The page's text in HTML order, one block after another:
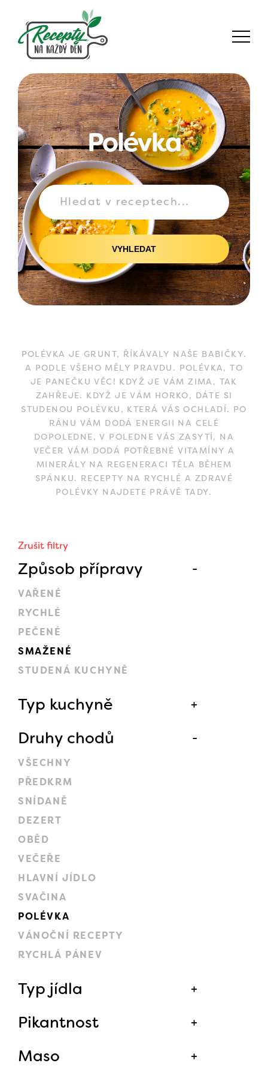
Polévka
VYHLEDAT
Zrušit filtry
Způsob přípravy
VAŘENÉ
RYCHLÉ
PEČENÉ
SMAŽENÉ
STUDENÁ KUCHYNĚ
Typ kuchyně
Druhy chodů
VŠECHNY
PŘEDKRM
SNÍDANĚ
DEZERT
OBĚD
VEČEŘE
HLAVNÍ JÍDLO
SVAČINA
POLÉVKA
VÁNOČNÍ RECEPTY
RYCHLÁ PÁNEV
Typ jídla
Pikantnost
Maso
POLÉVKA JE GRUNT, ŘÍKÁVALY NAŠE BABIČKY.
A PODLE VŠEHO MĚLY PRAVDU. POLÉVKA, TO
JE PANEČKU VĚC! KDYŽ JE VÁM ZIMA, TAK
ZAHŘEJE. KDYŽ JE VÁM HORKO, DÁTE SI
STUDENOU POLÉVKU, KTERÁ VÁS OCHLADÍ. PO
RÁNU VÁM DODÁ ENERGII NA CELÉ
DOPOLEDNE, V POLEDNE VÁS ZASYTÍ, NA
VEČER VÁM DODÁ POTŘEBNÉ VITAMÍNY A
MINERÁLY NA REGENERACI TĚLA BĚHEM
SPÁNKU. RECEPTY NA RYCHLÉ A ZDRAVÉ
POLÉVKY NAJDETE PRÁVĚ TADY.